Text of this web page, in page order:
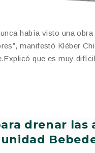
había visto una
manifestó Kléber
que es muy
drenar las